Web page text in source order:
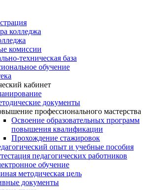
колледжа
комиссии
техническая база
обучение
кабинет
документы
профессионального мастерства
Освоение образовательных программ
повышения квалификации
Прохождение стажировок
опыт и учебные пособия
педагогических работников
обучение
методическая цель
документы